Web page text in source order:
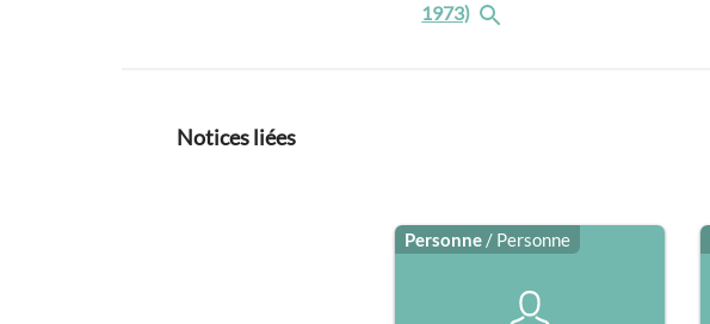
1973)
Notices liées
Personne / Personne